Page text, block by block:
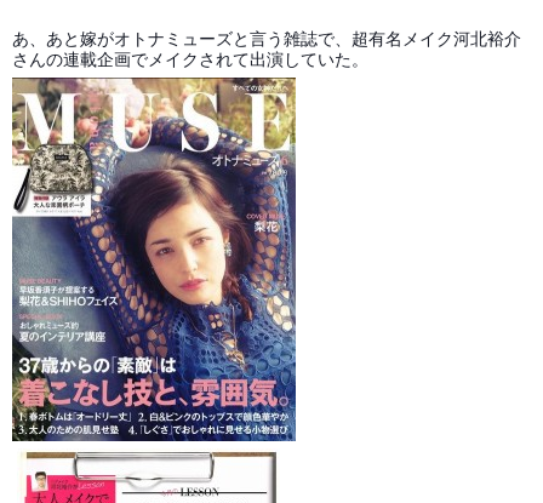
あ、あと嫁がオトナミューズと言う雑誌で、超有名メイク河北裕介
さんの連載企画でメイクされて出演していた。